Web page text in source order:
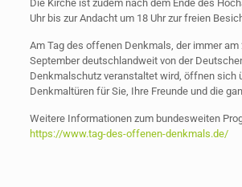
Die Kirche ist zudem nach dem Ende des
Uhr bis zur Andacht um 18 Uhr zur freien
Am Tag des offenen Denkmals, der immer am
September deutschlandweit von der
Denkmalschutz veranstaltet wird, öffnen sich
Denkmaltüren für Sie, Ihre Freunde und die
Weitere Informationen zum bundesweiten
https://www.tag-des-offenen-denkmals.de/